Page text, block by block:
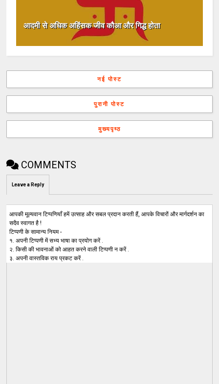
आदमी से अधिक अहिंसक जीव कौआ और गिद्ध होता
नई पोस्ट
पुरानी पोस्ट
मुख्यपृष्ठ
COMMENTS
Leave a Reply
आपकी मूल्यवान टिप्पणियाँ हमें उत्साह और सबल प्रदान करती हैं, आपके विचारों और मार्गदर्शन का
सदैव स्वागत है !
टिप्पणी के सामान्य नियम -
१. अपनी टिप्पणी में सभ्य भाषा का प्रयोग करें .
२. किसी की भावनाओं को आहत करने वाली टिप्पणी न करें .
३. अपनी वास्तविक राय प्रकट करें .